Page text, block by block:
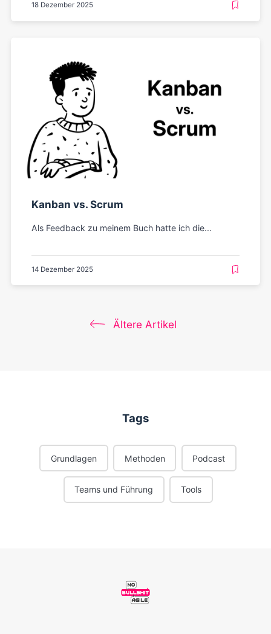
18 Dezember 2025
Kanban vs. Scrum
Als Feedback zu meinem Buch hatte ich die...
14 Dezember 2025
Ältere Artikel
Tags
Grundlagen Methoden Podcast
Teams und Führung Tools